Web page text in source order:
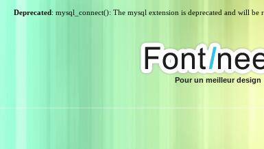
Deprecated: mysql_connect(): The mysql extension is deprecated and will
Pour un meilleur design